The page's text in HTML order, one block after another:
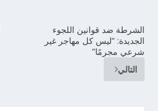
الشرطة ضد قوانين اللجوء
الجديدة: “ليس كل مهاجر غير
شرعي مجرمًا”
التالي